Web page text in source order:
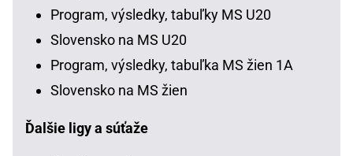
Program, výsledky, tabuľky MS U20
Slovensko na MS U20
Program, výsledky, tabuľka MS žien 1A
Slovensko na MS žien
Ďalšie ligy a súťaže